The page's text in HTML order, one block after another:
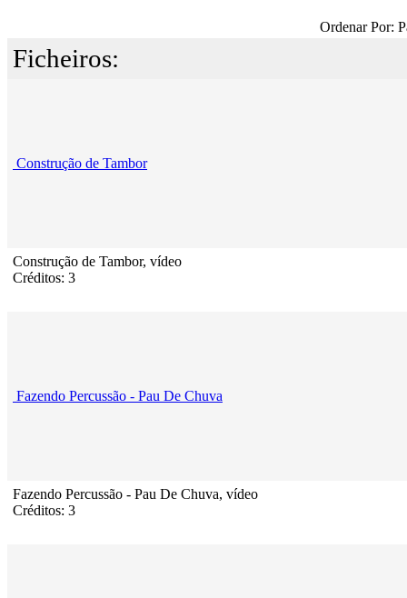
Ordenar Por:
Ficheiros:
Construção de Tambor
Construção de Tambor, vídeo
Créditos: 3
Fazendo Percussão - Pau De Chuva
Fazendo Percussão - Pau De Chuva, vídeo
Créditos: 3